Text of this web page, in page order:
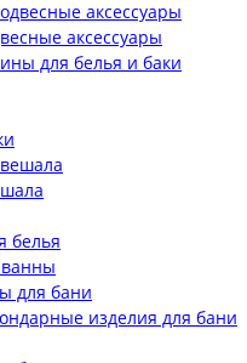
аксессуары
для белья и баки
белья
для бани
изделия для бани